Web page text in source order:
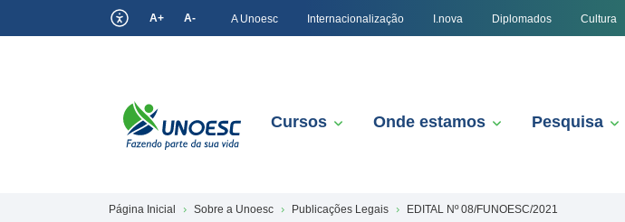
A+ A- A Unoesc Internacionalização I.nova Diplomados Cultura
Cursos Onde estamos Pesquisa
Página Inicial Sobre a Unoesc Publicações Legais EDITAL Nº 08/FUNOESC/2021